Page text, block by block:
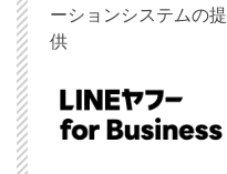
ーションシステムの提
供